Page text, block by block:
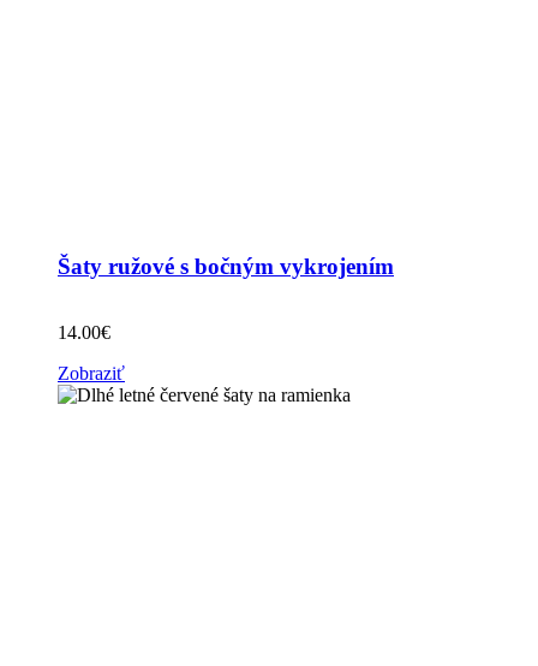
Šaty ružové s bočným vykrojením
14.00€
Zobraziť